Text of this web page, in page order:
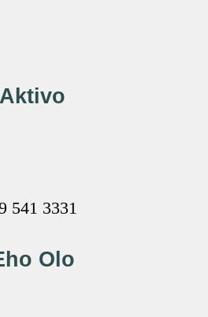
541 3331
Olo